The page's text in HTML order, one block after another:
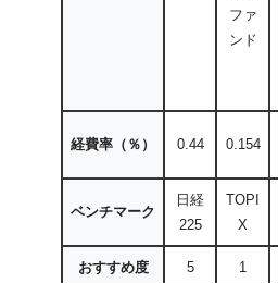
ファ
ンド
経費率（％） 0.44 0.154
ベンチマーク
日経
225
TOPI
X
おすすめ度 5 1